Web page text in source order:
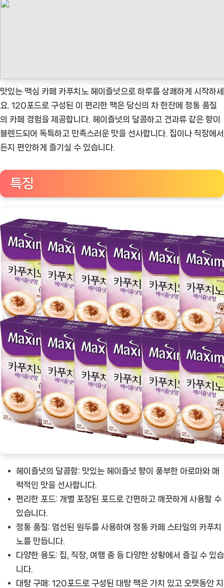
카
푸
치
노
즐
달
고
풍
한
맛
의
순
간
을
해
ㅣ
추
천
상
품]
맛있는 맥심 카페 카푸치노 헤이즐넛으로 하루를 상쾌하게 시작하세
요. 120포드로 구성된 이 편리한 팩은 당신의 차 한잔에 정통 품질
의 카페 경험을 제공합니다. 헤이즐넛의 달콤하고 견과류 같은 향이
블렌드되어 독특하고 만족스러운 맛을 선사합니다. 집이나 직장에서
든지 편안하게 즐기실 수 있습니다.
특징
헤이즐넛의 달콤함: 맛있는 헤이즐넛 향이 풍부한 아로마와 매
력적인 맛을 선사합니다.
편리한 포드: 개별 포장된 포드로 간편하고 깨끗하게 사용할 수
있습니다.
정통 품질: 엄선된 원두를 사용하여 정통 카페 스타일의 카푸치
노를 만듭니다.
다양한 용도: 집, 직장, 여행 중 등 다양한 상황에서 즐길 수 있습
니다.
대량 구매: 120포드로 구성된 대량 팩은 가치 있고 오랫동안 지